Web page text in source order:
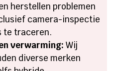
herstellen problemen
camera-inspectie
te traceren.
verwarming: Wij
diverse merken